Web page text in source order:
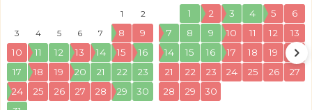
1
2
3
4 5 6 7 8
9
10
11 12 13 14 15
16
17
18 19 20 21 22
23
24
25 26 27 28 29
30
1
2 3 4 5
6
7
8 9 10 11 12
13
14
15 16 17 18 19
20
21
22 23 24 25 26
27
28
29 30